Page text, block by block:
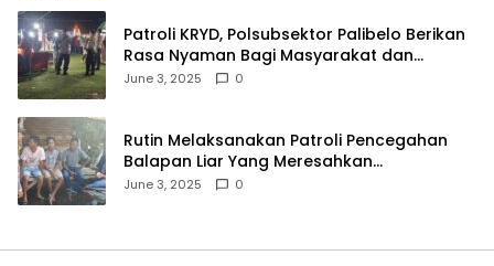
Patroli KRYD, Polsubsektor Palibelo Berikan
Rasa Nyaman Bagi Masyarakat dan
Antisipasi Aksi Menjurus Premanisme
June 3, 2025 0
Rutin Melaksanakan Patroli Pencegahan
Balapan Liar Yang Meresahkan
Masyarakat, Polsek Soromandi
June 3, 2025 0